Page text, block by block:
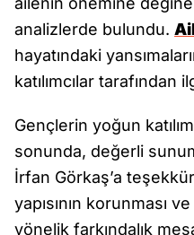
analizlerde bulundu.
hayatındaki
katılımcılar tarafından
Gençlerin yoğun
sonunda, değerli
İrfan Görkaş’a
yapısının korunması
yönelik farkındalık